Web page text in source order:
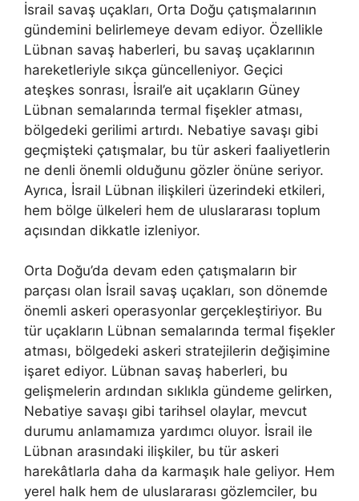
İsrail savaş uçakları, Orta Doğu çatışmalarının
gündemini belirlemeye devam ediyor. Özellikle
Lübnan savaş haberleri, bu savaş uçaklarının
hareketleriyle sıkça güncelleniyor. Geçici
ateşkes sonrası, İsrail’e ait uçakların Güney
Lübnan semalarında termal fişekler atması,
bölgedeki gerilimi artırdı. Nebatiye savaşı gibi
geçmişteki çatışmalar, bu tür askeri faaliyetlerin
ne denli önemli olduğunu gözler önüne seriyor.
Ayrıca, İsrail Lübnan ilişkileri üzerindeki etkileri,
hem bölge ülkeleri hem de uluslararası toplum
açısından dikkatle izleniyor.
Orta Doğu’da devam eden çatışmaların bir
parçası olan İsrail savaş uçakları, son dönemde
önemli askeri operasyonlar gerçekleştiriyor. Bu
tür uçakların Lübnan semalarında termal fişekler
atması, bölgedeki askeri stratejilerin değişimine
işaret ediyor. Lübnan savaş haberleri, bu
gelişmelerin ardından sıklıkla gündeme gelirken,
Nebatiye savaşı gibi tarihsel olaylar, mevcut
durumu anlamamıza yardımcı oluyor. İsrail ile
Lübnan arasındaki ilişkiler, bu tür askeri
harekâtlarla daha da karmaşık hale geliyor. Hem
yerel halk hem de uluslararası gözlemciler, bu